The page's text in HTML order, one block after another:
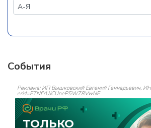
События
Реклама: ИП Вышковский Евгений Геннадьевич,
erid=F7NfYUJCUneP5W78VwNF